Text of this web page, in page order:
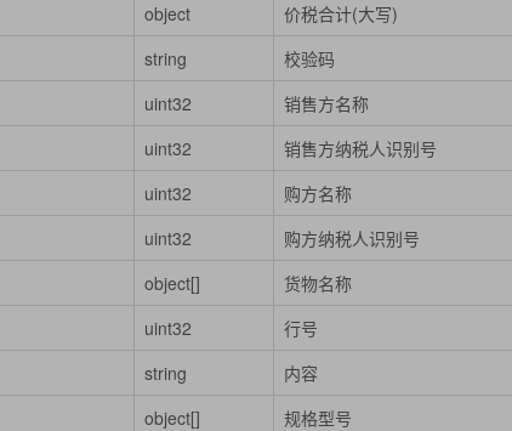
object
价税合计(大写)
string
校验码
uint32
销售方名称
uint32
销售方纳税人识别号
uint32
购方名称
uint32
购方纳税人识别号
object[]
货物名称
uint32
行号
string
内容
object[]
规格型号